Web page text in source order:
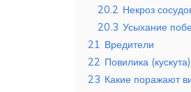
20.2 Некроз
20.3 Усыхание
21 Вредители
22 Повилика
23 Какие поражают